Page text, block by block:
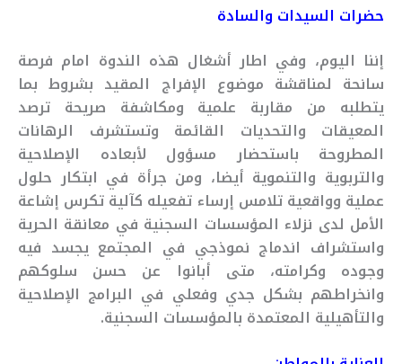
حضرات السيدات والسادة
إننا اليوم، وفي اطار أشغال هذه الندوة امام فرصة
سانحة لمناقشة موضوع الإفراج المقيد بشروط بما
يتطلبه من مقاربة علمية ومكاشفة صريحة ترصد
المعيقات والتحديات القائمة وتستشرف الرهانات
المطروحة باستحضار مسؤول لأبعاده الإصلاحية
والتربوية والتنموية أيضا، ومن جرأة في ابتكار حلول
عملية وواقعية تلامس إرساء تفعيله كآلية تكرس إشاعة
الأمل لدى نزلاء المؤسسات السجنية في معانقة الحرية
واستشراف اندماج نموذجي في المجتمع يجسد فيه
وجوده وكرامته، متى أبانوا عن حسن سلوكهم
وانخراطهم بشكل جدي وفعلي في البرامج الإصلاحية
والتأهيلية المعتمدة بالمؤسسات السجنية.